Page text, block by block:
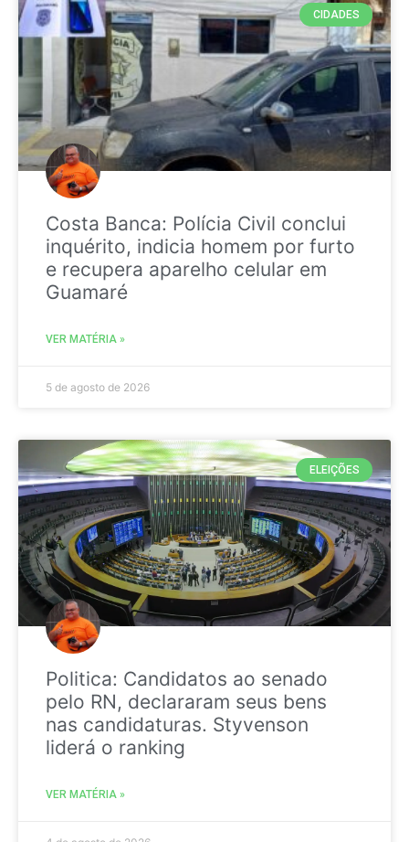
CIDADES
Costa Banca: Polícia Civil conclui
inquérito, indicia homem por furto
e recupera aparelho celular em
Guamaré
VER MATÉRIA »
5 de agosto de 2026
ELEIÇÕES
Politica: Candidatos ao senado
pelo RN, declararam seus bens
nas candidaturas. Styvenson
liderá o ranking
VER MATÉRIA »